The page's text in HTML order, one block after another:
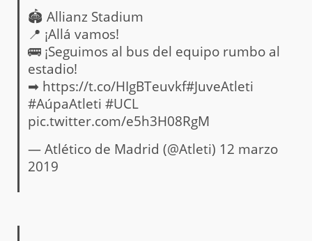
🏟 Allianz Stadium
📍 ¡Allá vamos!
🚌 ¡Seguimos al bus del equipo rumbo al
estadio!
➡ https://t.co/HIgBTeuvkf#JuveAtleti
#AúpaAtleti #UCL
pic.twitter.com/e5h3H08RgM
— Atlético de Madrid (@Atleti) 12 marzo
2019